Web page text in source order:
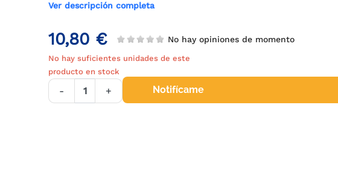
Ver descripción completa
10,80 € No hay opiniones de momento
No hay suficientes unidades de este
producto en stock
- + Notifícame